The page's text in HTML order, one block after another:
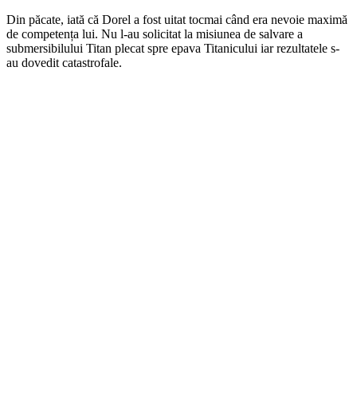
Din păcate, iată că Dorel a fost uitat tocmai când era nevoie maximă
de competența lui. Nu l-au solicitat la misiunea de salvare a
submersibilului Titan plecat spre epava Titanicului iar rezultatele s-
au dovedit catastrofale.